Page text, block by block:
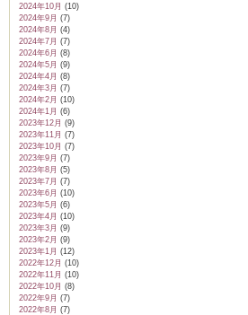
2024年10月 (10)
2024年9月 (7)
2024年8月 (4)
2024年7月 (7)
2024年6月 (8)
2024年5月 (9)
2024年4月 (8)
2024年3月 (7)
2024年2月 (10)
2024年1月 (6)
2023年12月 (9)
2023年11月 (7)
2023年10月 (7)
2023年9月 (7)
2023年8月 (5)
2023年7月 (7)
2023年6月 (10)
2023年5月 (6)
2023年4月 (10)
2023年3月 (9)
2023年2月 (9)
2023年1月 (12)
2022年12月 (10)
2022年11月 (10)
2022年10月 (8)
2022年9月 (7)
2022年8月 (7)